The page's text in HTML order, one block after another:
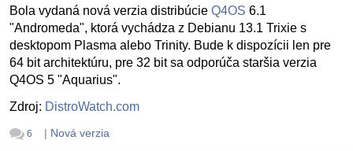
Bola vydaná nová verzia distribúcie Q4OS 6.1
"Andromeda", ktorá vychádza z Debianu 13.1 Trixie s
desktopom Plasma alebo Trinity. Bude k dispozícii len pre
64 bit architektúru, pre 32 bit sa odporúča staršia verzia
Q4OS 5 "Aquarius".
Zdroj: DistroWatch.com
6 | Nová verzia